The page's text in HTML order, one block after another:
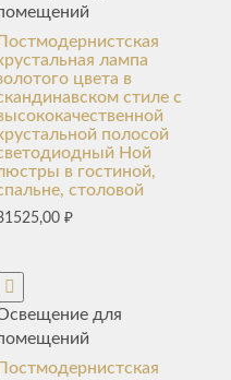
Постмодернистская
лампа
цвета в
стиле с
полосой
Ной
в гостиной,
столовой
₽
для
Постмодернистская